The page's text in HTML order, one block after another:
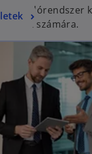
adórendszer
számára.